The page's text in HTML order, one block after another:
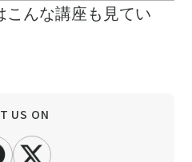
こんな講座も見てい
US ON